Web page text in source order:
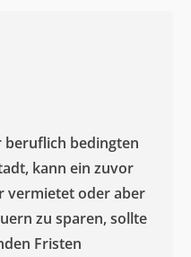
beruflich bedingten
kann ein zuvor
vermietet oder aber
zu sparen, sollte
Fristen